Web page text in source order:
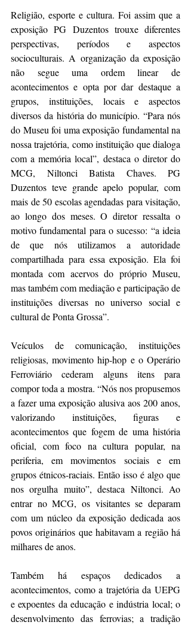
Religião, esporte e cultura. Foi assim que a
exposição PG Duzentos trouxe diferentes
perspectivas, períodos e aspectos
socioculturais. A organização da exposição
não segue uma ordem linear de
acontecimentos e opta por dar destaque a
grupos, instituições, locais e aspectos
diversos da história do município. “Para nós
do Museu foi uma exposição fundamental na
nossa trajetória, como instituição que dialoga
com a memória local”, destaca o diretor do
MCG, Niltonci Batista Chaves. PG
Duzentos teve grande apelo popular, com
mais de 50 escolas agendadas para visitação,
ao longo dos meses. O diretor ressalta o
motivo fundamental para o sucesso: “a ideia
de que nós utilizamos a autoridade
compartilhada para essa exposição. Ela foi
montada com acervos do próprio Museu,
mas também com mediação e participação de
instituições diversas no universo social e
cultural de Ponta Grossa”.
Veículos de comunicação, instituições
religiosas, movimento hip-hop e o Operário
Ferroviário cederam alguns itens para
compor toda a mostra. “Nós nos propusemos
a fazer uma exposição alusiva aos 200 anos,
valorizando instituições, figuras e
acontecimentos que fogem de uma história
oficial, com foco na cultura popular, na
periferia, em movimentos sociais e em
grupos étnicos-raciais. Então isso é algo que
nos orgulha muito”, destaca Niltonci. Ao
entrar no MCG, os visitantes se deparam
com um núcleo da exposição dedicada aos
povos originários que habitavam a região há
milhares de anos.
Também há espaços dedicados a
acontecimentos, como a trajetória da UEPG
e expoentes da educação e indústria local; o
desenvolvimento das ferrovias; a tradição